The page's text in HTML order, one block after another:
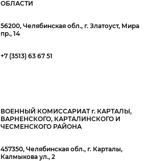
ОБЛАСТИ
56200, Челябинская обл., г. Златоуст, Мира
пр., 14
+7 (3513) 63 67 51
ВОЕННЫЙ КОМИССАРИАТ г. КАРТАЛЫ,
ВАРНЕНСКОГО, КАРТАЛИНСКОГО И
ЧЕСМЕНСКОГО РАЙОНА
457350, Челябинская обл., г. Карталы,
Калмыкова ул., 2